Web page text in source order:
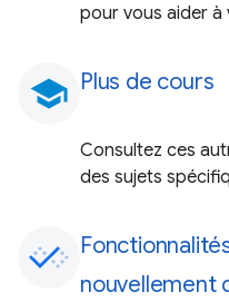
pour vous aider à
school Plus de cours
Consultez ces
des sujets
nouvellement